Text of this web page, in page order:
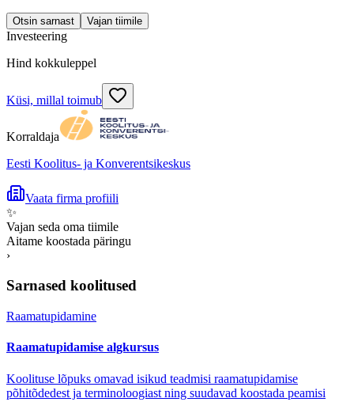
Otsin sarnast Vajan tiimile
Investeering
Hind kokkuleppel
Küsi, millal toimub
Korraldaja
Eesti Koolitus- ja Konverentsikeskus
Vaata firma profiili
✨
Vajan seda oma tiimile
Aitame koostada päringu
›
Sarnased koolitused
Raamatupidamine
Raamatupidamise algkursus
Koolituse lõpuks omavad isikud teadmisi raamatupidamise
põhitõdedest ja terminoloogiast ning suudavad koostada peamisi